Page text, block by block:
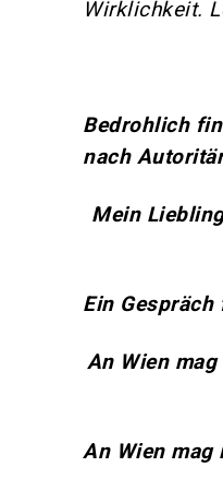
Wirklichkeit.
Bedrohlich
nach
Mein
Ein
An Wien
An Wien